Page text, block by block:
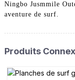
Ningbo Jusmmile
aventure de surf.
Produits